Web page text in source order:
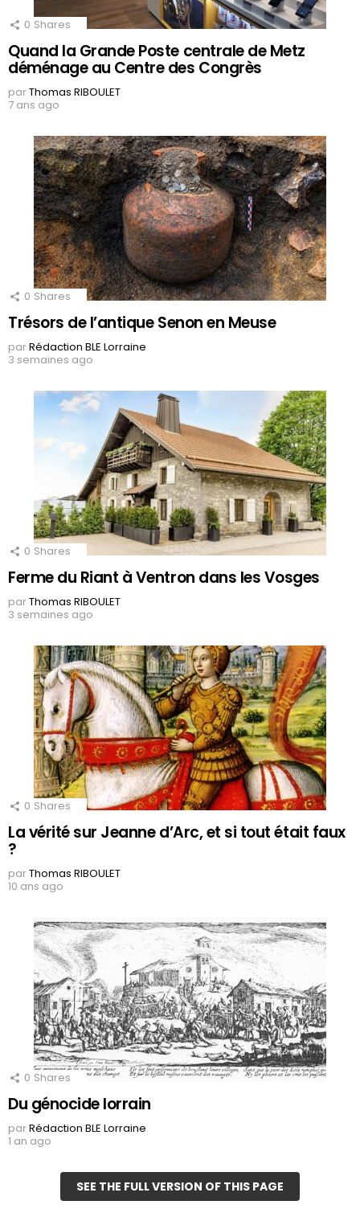
0 Shares
Quand la Grande Poste centrale de Metz
déménage au Centre des Congrès
parThomas RIBOULET
7 ans ago
0 Shares
Trésors de l’antique Senon en Meuse
parRédaction BLE Lorraine
3 semaines ago
0 Shares
Ferme du Riant à Ventron dans les Vosges
parThomas RIBOULET
3 semaines ago
0 Shares
La vérité sur Jeanne d’Arc, et si tout était faux
?
parThomas RIBOULET
10 ans ago
0 Shares
Du génocide lorrain
parRédaction BLE Lorraine
1 an ago
SEE THE FULL VERSION OF THIS PAGE